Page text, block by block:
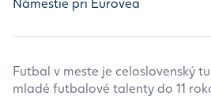
Futbal v meste je celoslovenský
mladé futbalové talenty do 11